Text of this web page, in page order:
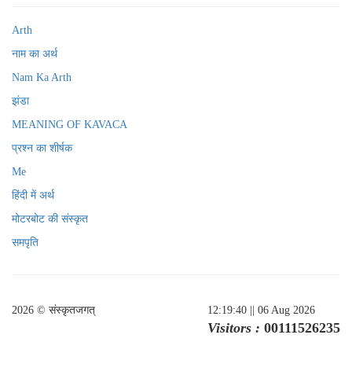
Arth
नाम का अर्थ
Nam Ka Arth
झंडा
MEANING OF KAVACA
प्रश्न का शीर्षक
Me
हिंदी में अर्थ
मोटरबोट की संस्कृत
समपृति
2026 © संस्कृतजगत् 12:19:40 || 06 Aug 2026
Visitors : 00111526235